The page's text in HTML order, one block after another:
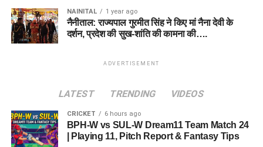
NAINITAL 1 year ago
नैनीताल: राज्यपाल गुरमीत सिंह ने किए मां नैना देवी के
दर्शन, प्रदेश की सुख-शांति की कामना की….
ADVERTISEMENT
LATEST TRENDING VIDEOS
CRICKET 6 hours ago
BPH-W vs SUL-W Dream11 Team Match 24
| Playing 11, Pitch Report & Fantasy Tips